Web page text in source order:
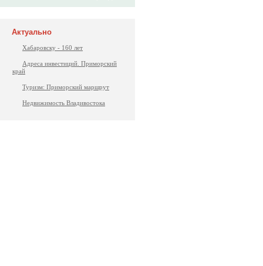
Актуально
Хабаровску - 160 лет
Адреса инвестиций. Приморский
край
Туризм: Приморский маршрут
Недвижимость Владивостока